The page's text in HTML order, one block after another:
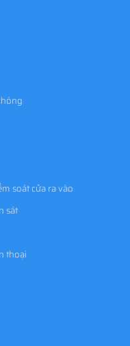
soát cửa ra vào
sát
thoại